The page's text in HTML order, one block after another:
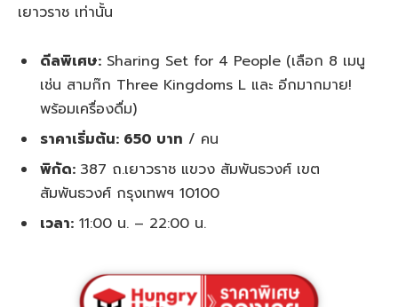
เยาวราช เท่านั้น
ดีลพิเศษ: Sharing Set for 4 People (เลือก 8 เมนู
เช่น สามก๊ก Three Kingdoms L และ อีกมากมาย!
พร้อมเครื่องดื่ม)
ราคาเริ่มต้น: 650 บาท / คน
พิกัด: 387 ถ.เยาวราช แขวง สัมพันธวงศ์ เขต
สัมพันธวงศ์ กรุงเทพฯ 10100
เวลา: 11:00 น. – 22:00 น.